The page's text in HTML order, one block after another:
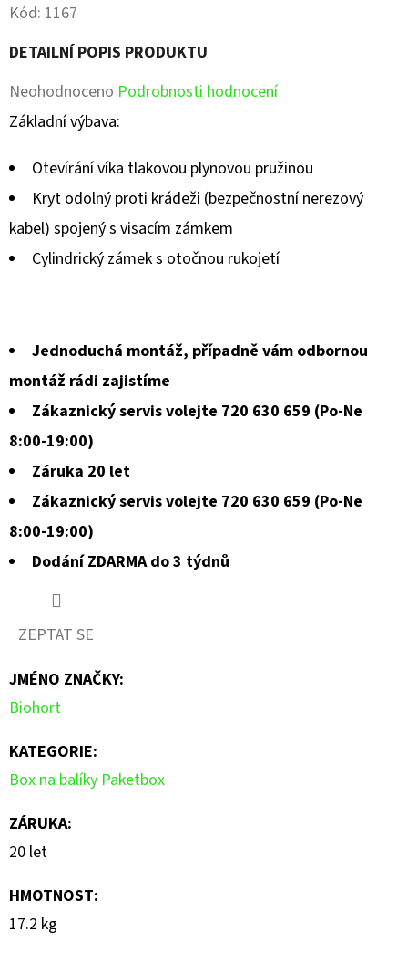
Kód: 1167
DETAILNÍ POPIS PRODUKTU
Průměrné
hodnocení
z
Neohodnoceno Podrobnosti hodnocení
Základní výbava:
Otevírání víka tlakovou plynovou pružinou
Kryt odolný proti krádeži (bezpečnostní nerezový
kabel) spojený s visacím zámkem
Cylindrický zámek s otočnou rukojetí
Jednoduchá montáž, případně vám odbornou
montáž rádi zajistíme
Zákaznický servis volejte 720 630 659 (Po-Ne
8:00-19:00)
Záruka 20 let
Zákaznický servis volejte 720 630 659 (Po-Ne
8:00-19:00)
Dodání ZDARMA do 3 týdnů
ZEPTAT SE
JMÉNO ZNAČKY:
Biohort
KATEGORIE:
Box na balíky Paketbox
ZÁRUKA:
20 let
HMOTNOST:
17.2 kg